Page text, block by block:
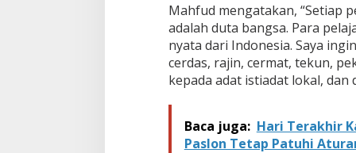
Mahfud mengatakan, “Setiap
adalah duta bangsa. Para
nyata dari Indonesia. Saya
cerdas, rajin, cermat, tekun,
kepada adat istiadat lokal, dan
Baca juga: Hari Terakhir
Paslon Tetap Patuhi